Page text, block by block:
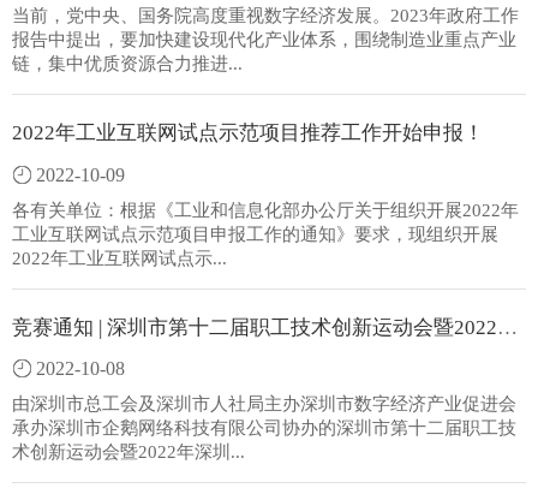
当前，党中央、国务院高度重视数字经济发展。2023年政府工作
报告中提出，要加快建设现代化产业体系，围绕制造业重点产业
链，集中优质资源合力推进...
2022年工业互联网试点示范项目推荐工作开始申报！
2022-10-09
各有关单位：根据《工业和信息化部办公厅关于组织开展2022年
工业互联网试点示范项目申报工作的通知》要求，现组织开展
2022年工业互联网试点示...
竞赛通知 | 深圳市第十二届职工技术创新运动会暨2022年深圳技能大赛——区块链
2022-10-08
由深圳市总工会及深圳市人社局主办深圳市数字经济产业促进会
承办深圳市企鹅网络科技有限公司协办的深圳市第十二届职工技
术创新运动会暨2022年深圳...